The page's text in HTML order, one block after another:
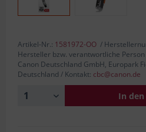
Artikel-Nr.: 1581972-OO /
Hersteller bzw. verantwortliche Person
Canon Deutschland GmbH, Europark
Deutschland / Kontakt: cbc@canon.de
In den